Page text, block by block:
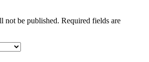
not be published. Required fields are